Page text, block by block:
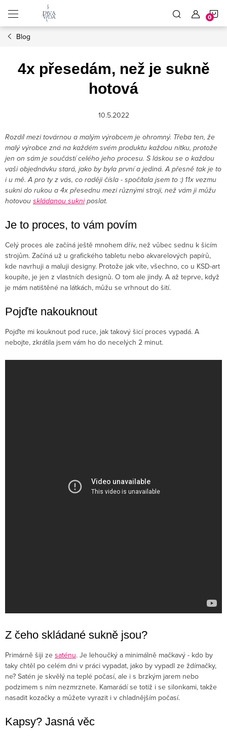
obsah
Blog
4x přesedám, než je sukně
hotová
10.5.2022
Rozdíl mezi továrnou a malým výrobcem je ohromný. Třeba ten, že
malý výrobce zná na každém svém produktu každou nitku, protože
jen on sám je součástí celého jeho procesu. S láskou se o každou
vaši objednávku stará, jako by byla první a jediná. A přesně tak je to
i u mě. A pro ty z vás, co raději čísla - spočítala jsem to :) 11x vezmu
sukni do rukou a 4x přesednu mezi různými stroji, než vám ji můžu
hotovouskládanou sukniposlat.
Je to proces, to vám povím
Celý proces ale začíná ještě mnohem dřív, než vůbec sednu k šicím
strojům. Začíná už u grafického tabletu nebo akvarelových papírů,
kde navrhuji a maluji designy. Protože jak víte, všechno, co u KSD-art
koupíte, je jen z vlastních designů. O tom ale jindy. A až teprve, když
je mám natištěné na látkách, můžu se vrhnout do šití.
Pojďte nakouknout
Pojďte mi kouknout pod ruce, jak takový šicí proces vypadá. A
nebojte, zkrátila jsem vám ho do necelých 2 minut.
Z čeho skládané sukně jsou?
Primárně šiji ze saténu. Je lehoučký a minimálně mačkavý - kdo by
taky chtěl po celém dni v práci vypadat, jako by vypadl ze ždímačky,
ne? Satén je skvělý na teplé počasí, ale i s brzkým jarem nebo
podzimem s ním nezmrznete. Kamarádí se totiž i se silonkami, takže
nasadit kozačky a můžete vyrazit i v chladnějším počasí.
Kapsy? Jasná věc